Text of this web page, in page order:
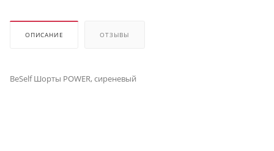
ОПИСАНИЕ ОТЗЫВЫ
BeSelf Шорты POWER, сиреневый